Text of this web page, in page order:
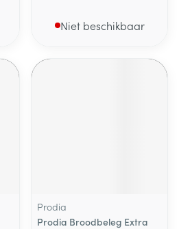
Niet beschikbaar
Prodia
Prodia Broodbeleg Extra